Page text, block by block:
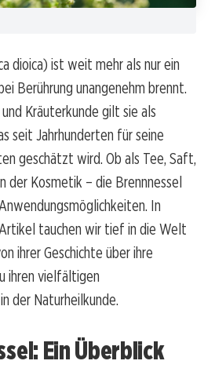
dioica) ist weit mehr als nur ein
Berührung unangenehm brennt.
Kräuterkunde gilt sie als
seit Jahrhunderten für seine
geschätzt wird. Ob als Tee, Saft,
der Kosmetik – die Brennnessel
In
tauchen wir tief in die Welt
ihrer Geschichte über ihre
ihren vielfältigen
der Naturheilkunde.
Ein Überblick